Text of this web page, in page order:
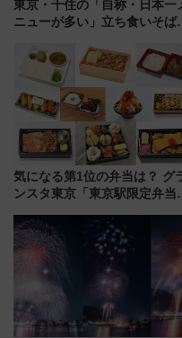
東京・千住の「自称・日本一
ニューが多い」立ち食いそば
地のふらっと立ち食いそば』
7/27夜10時～放送
気になる第1位の弁当は？ グ
ンスタ東京「東京駅限定弁当